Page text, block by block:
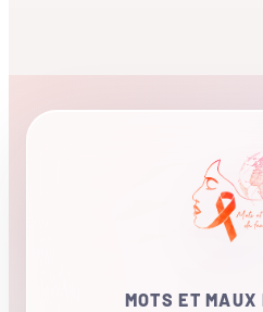
MOTS ET MAUX